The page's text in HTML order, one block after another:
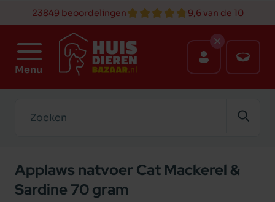
23849 beoordelingen 9,6 van de 10
Menu
Applaws natvoer Cat Mackerel &
Sardine 70 gram